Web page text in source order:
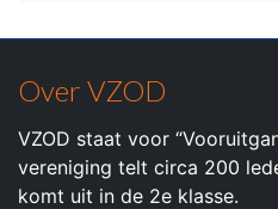
Over VZOD
VZOD staat voor
vereniging telt circa 200
komt uit in de 2e klasse.